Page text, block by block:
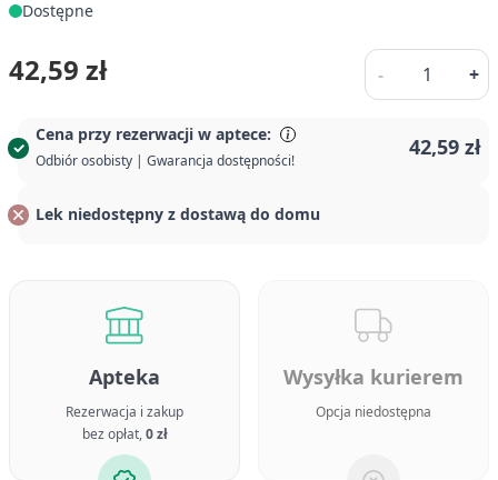
Dostępne
Cena przy rezerwacji w aptece:
Odbiór osobisty | Gwarancja dostępności!
42,59 zł
Lek niedostępny z dostawą do domu
42,59 zł -
Ilość
+
Apteka
Rezerwacja i zakup
bez opłat,0 zł
Wysyłka kurierem
Opcja niedostępna